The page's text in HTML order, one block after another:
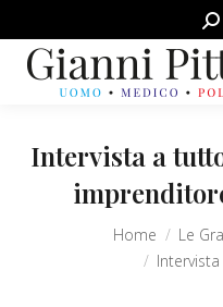
Intervista a
You are here:Home
Le